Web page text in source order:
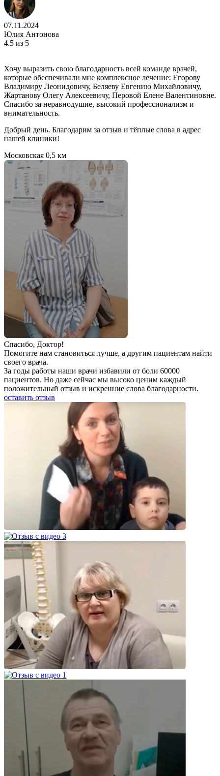
07.11.2024
Юлия Антонова
4.5 из 5
Хочу выразить свою благодарность всей команде врачей,
которые обеспечивали мне комплексное лечение: Егорову
Владимиру Леонидовичу, Беляеву Евгению Михайловичу,
Жартанову Олегу Алексеевичу, Перовой Елене Валентиновне.
Спасибо за неравнодушие, высокий профессионализм и
внимательность.
Добрый день. Благодарим за отзыв и тёплые слова в адрес
нашей клиники!
Московская 0,5 км
Спаcибо, Доктор!
Помогите нам становиться лучше, а другим пациентам найти
своего врача.
За годы работы наши врачи избавили от боли 60000
пациентов. Но даже сейчас мы высоко ценим каждый
положительный отзыв и искренние слова благодарности.
оставить отзыв